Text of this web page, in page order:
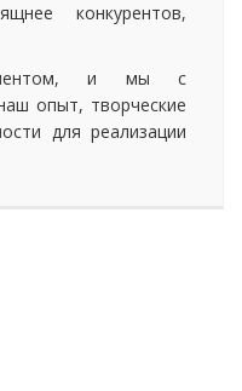
конкурентов,
и мы с
опыт, творческие
для реализации